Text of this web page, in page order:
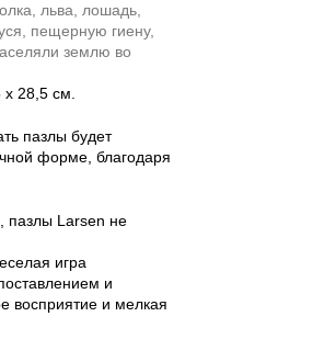
льва, лошадь,
пещерную гиену,
землю во
х 28,5 см.
пазлы будет
форме, благодаря
пазлы Larsen не
игра
и
восприятие и мелкая